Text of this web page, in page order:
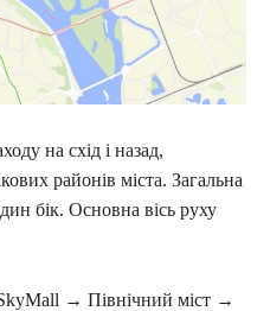
на схід і назад,
районів міста. Загальна
бік. Основна вісь руху
→ Північний міст →